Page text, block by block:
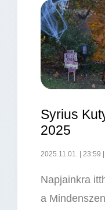
Syrius
2025
2025.11.01. 23:59
Napjainkra
a